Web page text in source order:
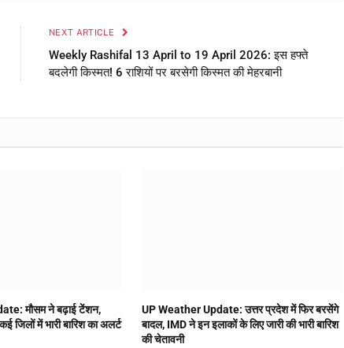
NEXT ARTICLE
Weekly Rashifal 13 April to 19 April 2026: इस हफ्ते
बदलेगी किस्मत! 6 राशियों पर बरसेगी किस्मत की मेहरबानी
मौसम ने बढ़ाई टेंशन,
जिलों में भारी बारिश का अलर्ट
UP Weather Update: उत्तर प्रदेश में फिर बरसेंगे
बादल, IMD ने इन इलाकों के लिए जारी की भारी बारिश
की चेतावनी